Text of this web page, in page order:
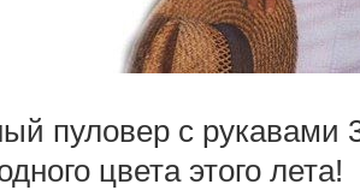
пуловер с рукавами
цвета этого лета!